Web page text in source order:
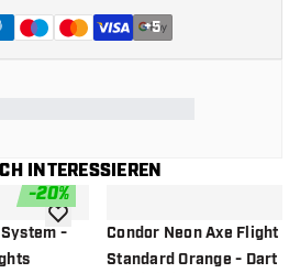
+5
INTERESSIEREN
-20%
-
Zur Wunschliste hinzufügen
Condor Neon Axe Flight
Standard Orange - Dart